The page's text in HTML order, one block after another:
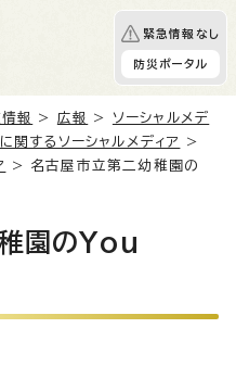
緊急情報なし
防災ポータル
報 > 広報 > ソーシャルメデ
関するソーシャルメディア
>
> 名古屋市立第二幼稚園の
園のYou